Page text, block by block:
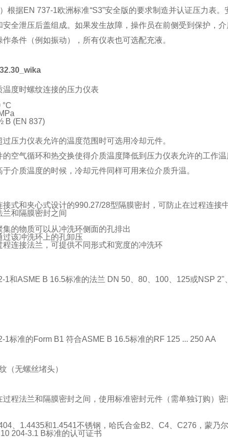
根据EN 737-1欧洲标准“S3”安全版的要求制造并认证压力表
安全泄压后盖组成。如果发生故障，操作员在前侧受到保护，介
作条件（例如振动），所有仪表也可选配充液。
温度时螺纹连接的压力仪表
B (EN 837)
过压力仪表允许的温度范围时可选用冷却元件。
的空气循环和热交换使得介质温度降低到压力仪表允许的工作
于介质温度的时候，冷却元件同样可用来位介质升温。
接式和夹心式设计的990.27/28型隔膜密封，可防止在过程连接
兰和隔膜密封之间
集的物质可以从冲洗环侧面的孔排出
过该冲洗环上的孔卸压
程连接法兰，可提供不同形式和宽度的冲洗环
1和ASME B 16.5标准的法兰 DN 50、80、100、125或NSP
1标准的Form B1 符合ASME B 16.5标准的RF 125 ... 250 AA
（无螺丝堵头）
程法兰和隔膜密封之间，使用标准密封元件（需单独订购）密
、1.4435和1.4541不锈钢，哈氏合金B2、C4、C276，蒙乃
204-3.1 B标准的认可证书